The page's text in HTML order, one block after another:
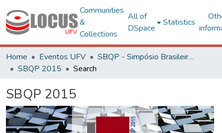
Communities
&
Collections
All of
DSpace
Statistics
Home Eventos UFV
SBQP - Simpósio Brasileiro de Qualidade do Projeto no Ambiente Construído
SBQP 2015
Search
SBQP 2015